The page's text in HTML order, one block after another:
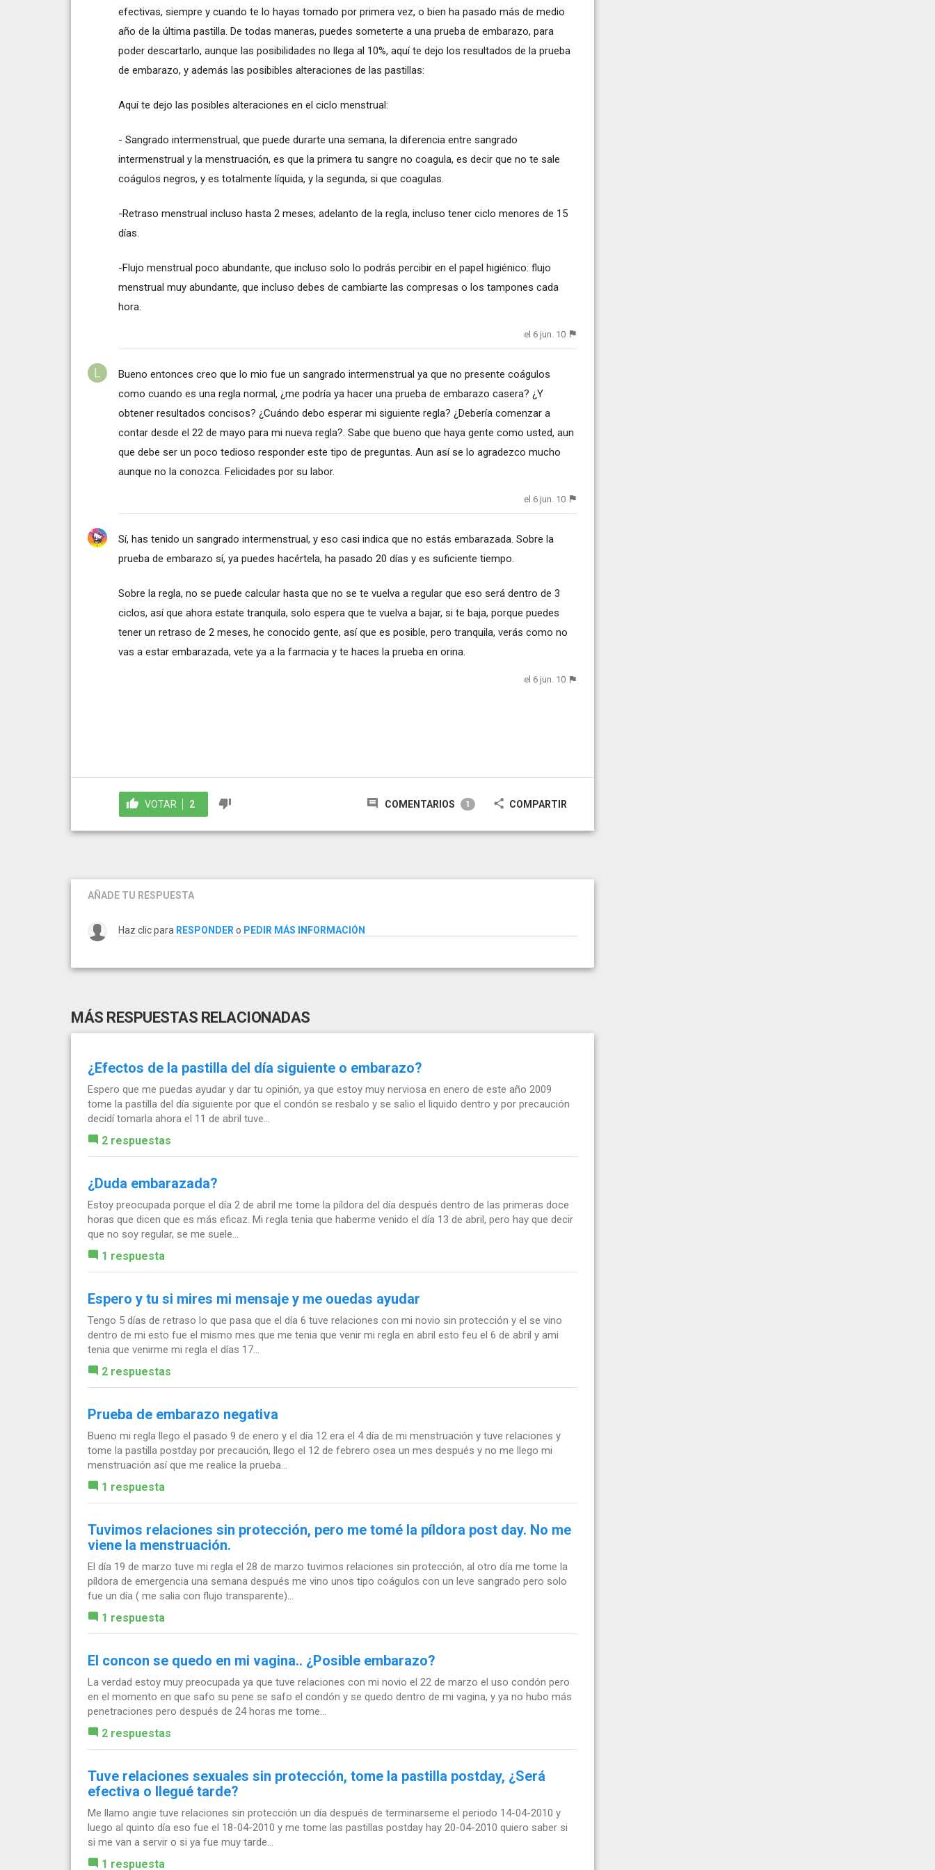
efectivas, siempre y cuando te lo hayas tomado por primera vez, o bien ha pasado más de medio
año de la última pastilla. De todas maneras, puedes someterte a una prueba de embarazo, para
poder descartarlo, aunque las posibilidades no llega al 10%, aquí te dejo los resultados de la prueba
de embarazo, y además las posibibles alteraciones de las pastillas:
Aquí te dejo las posibles alteraciones en el ciclo menstrual:
- Sangrado intermenstrual, que puede durarte una semana, la diferencia entre sangrado
intermenstrual y la menstruación, es que la primera tu sangre no coagula, es decir que no te sale
coágulos negros, y es totalmente líquida, y la segunda, si que coagulas.
-Retraso menstrual incluso hasta 2 meses; adelanto de la regla, incluso tener ciclo menores de 15
días.
-Flujo menstrual poco abundante, que incluso solo lo podrás percibir en el papel higiénico: flujo
menstrual muy abundante, que incluso debes de cambiarte las compresas o los tampones cada
hora.
el 6 jun. 10
Bueno entonces creo que lo mio fue un sangrado intermenstrual ya que no presente coágulos
como cuando es una regla normal, ¿me podría ya hacer una prueba de embarazo casera? ¿Y
obtener resultados concisos? ¿Cuándo debo esperar mi siguiente regla? ¿Debería comenzar a
contar desde el 22 de mayo para mi nueva regla?. Sabe que bueno que haya gente como usted, aun
que debe ser un poco tedioso responder este tipo de preguntas. Aun así se lo agradezco mucho
aunque no la conozca. Felicidades por su labor.
el 6 jun. 10
Sí, has tenido un sangrado intermenstrual, y eso casi indica que no estás embarazada. Sobre la
prueba de embarazo sí, ya puedes hacértela, ha pasado 20 días y es suficiente tiempo.
Sobre la regla, no se puede calcular hasta que no se te vuelva a regular que eso será dentro de 3
ciclos, así que ahora estate tranquila, solo espera que te vuelva a bajar, si te baja, porque puedes
tener un retraso de 2 meses, he conocido gente, así que es posible, pero tranquila, verás como no
vas a estar embarazada, vete ya a la farmacia y te haces la prueba en orina.
el 6 jun. 10
VOTAR 2 COMENTARIOS 1 COMPARTIR
AÑADE TU RESPUESTA
Haz clic para RESPONDER o PEDIR MÁS INFORMACIÓN
MÁS RESPUESTAS RELACIONADAS
¿Efectos de la pastilla del día siguiente o embarazo?
Espero que me puedas ayudar y dar tu opinión, ya que estoy muy nerviosa en enero de este año 2009
tome la pastilla del día siguiente por que el condón se resbalo y se salio el liquido dentro y por precaución
decidí tomarla ahora el 11 de abril tuve...
2 respuestas
¿Duda embarazada?
Estoy preocupada porque el día 2 de abril me tome la píldora del día después dentro de las primeras doce
horas que dicen que es más eficaz. Mi regla tenia que haberme venido el día 13 de abril, pero hay que decir
que no soy regular, se me suele...
1 respuesta
Espero y tu si mires mi mensaje y me ouedas ayudar
Tengo 5 días de retraso lo que pasa que el día 6 tuve relaciones con mi novio sin protección y el se vino
dentro de mi esto fue el mismo mes que me tenia que venir mi regla en abril esto feu el 6 de abril y ami
tenia que venirme mi regla el días 17...
2 respuestas
Prueba de embarazo negativa
Bueno mi regla llego el pasado 9 de enero y el día 12 era el 4 día de mi menstruación y tuve relaciones y
tome la pastilla postday por precaución, llego el 12 de febrero osea un mes después y no me llego mi
menstruación así que me realice la prueba...
1 respuesta
Tuvimos relaciones sin protección, pero me tomé la píldora post day. No me
viene la menstruación.
El día 19 de marzo tuve mi regla el 28 de marzo tuvimos relaciones sin protección, al otro día me tome la
píldora de emergencia una semana después me vino unos tipo coágulos con un leve sangrado pero solo
fue un día ( me salia con flujo transparente)...
1 respuesta
El concon se quedo en mi vagina.. ¿Posible embarazo?
La verdad estoy muy preocupada ya que tuve relaciones con mi novio el 22 de marzo el uso condón pero
en el momento en que safo su pene se safo el condón y se quedo dentro de mi vagina, y ya no hubo más
penetraciones pero después de 24 horas me tome...
2 respuestas
Tuve relaciones sexuales sin protección, tome la pastilla postday, ¿Será
efectiva o llegué tarde?
Me llamo angie tuve relaciones sin protección un día después de terminarseme el periodo 14-04-2010 y
luego al quinto día eso fue el 18-04-2010 y me tome las pastillas postday hay 20-04-2010 quiero saber si
si me van a servir o si ya fue muy tarde...
1 respuesta